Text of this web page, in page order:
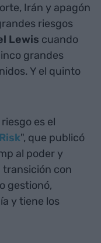
Irán y apagón
riesgos
Lewis cuando
grandes
Y el quinto
es el
", que publicó
al poder y
transición con
gestionó,
y tiene los